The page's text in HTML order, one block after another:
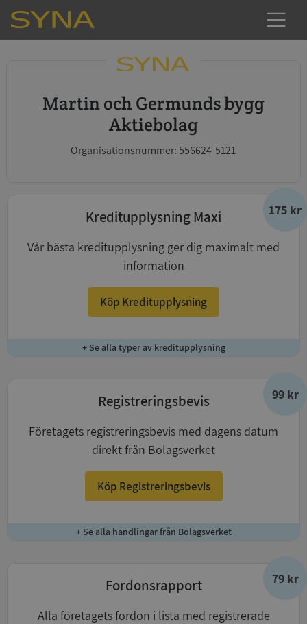
Martin och Germunds bygg
Aktiebolag
Organisationsnummer: 556624-5121
175 kr
Kreditupplysning Maxi
Vår bästa kreditupplysning ger dig maximalt med
information
Köp Kreditupplysning
+ Se alla typer av kreditupplysning
99 kr
Registreringsbevis
Företagets registreringsbevis med dagens datum
direkt från Bolagsverket
Köp Registreringsbevis
+ Se alla handlingar från Bolagsverket
79 kr
Fordonsrapport
Alla företagets fordon i lista med registrerade